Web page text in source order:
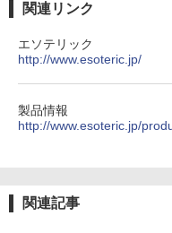
関連リンク
エソテリック
http://www.esoteric.jp/
製品情報
http://www.esoteric.jp/
関連記事